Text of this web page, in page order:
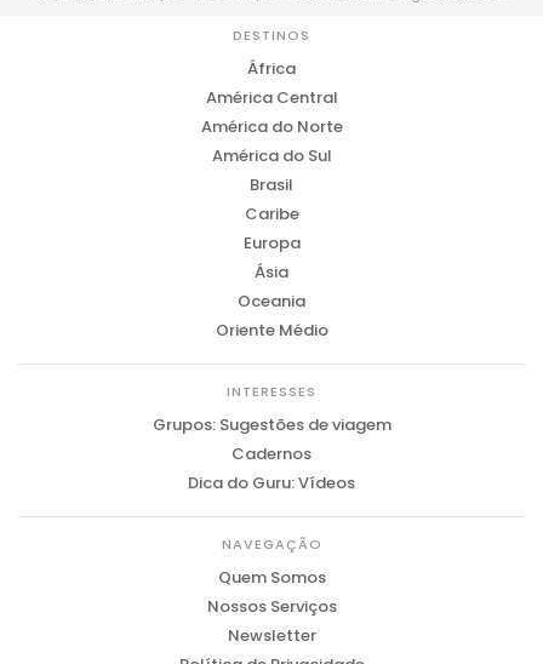
DESTINOS
África
América Central
América do Norte
América do Sul
Brasil
Caribe
Europa
Ásia
Oceania
Oriente Médio
INTERESSES
Grupos: Sugestões de viagem
Cadernos
Dica do Guru: Vídeos
NAVEGAÇÃO
Quem Somos
Nossos Serviços
Newsletter